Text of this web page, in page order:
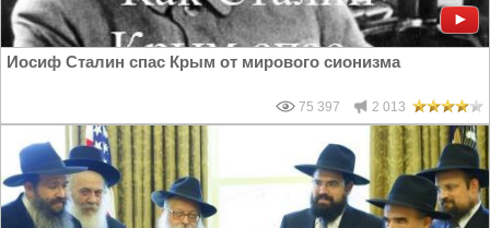
Иосиф Сталин спас Крым от мирового сионизма
75 397 2 013